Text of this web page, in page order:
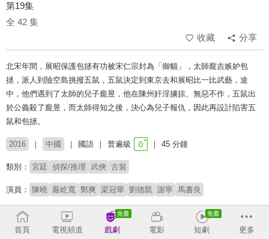
第19集
全 42 集
收藏
分享
北宋年間，展昭保護包拯有功被宋仁宗封為「御貓」，太師龐吉嫉妒包
拯，派人到險空島挑撥五鼠，五鼠決定到東京去和展昭比一比武藝，途
中，他們遇到了太師的兒子龐昱，他在陳州奸淫擄掠、無惡不作，五鼠出
於公義殺了龐昱，而太師得知之後，決心為兒子報仇，因此再設計陷害五
鼠和包拯。
2016 中國 國語 普遍級 45 分鐘
類別： 宮廷 偵探/推理 武俠 古裝
演員： 陳曉 嚴屹寬 鄭爽 梁冠華 劉德凱 謝寧 馬書良
收回
首頁
電視頻道 戲劇 電影 短劇 更多